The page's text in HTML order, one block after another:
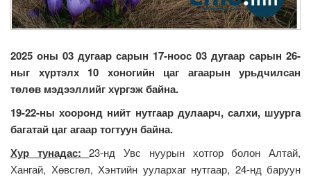
2025 оны 03 дугаар сарын 17-ноос 03 дугаар сарын 26-
ныг хүртэлх
10 хоногийн цаг агаарын урьдчилсан
төлөв мэдээллийг хүргэж байна.
19-22-ны хооронд нийт нутгаар дулаарч, салхи, шуурга
багатай цаг агаар тогтуун байна.
Хур тунадас:23-нд Увс нуурын хотгор болон Алтай,
Хангай, Хөвсгөл, Хэнтийн уулархаг нутгаар, 24-нд баруун